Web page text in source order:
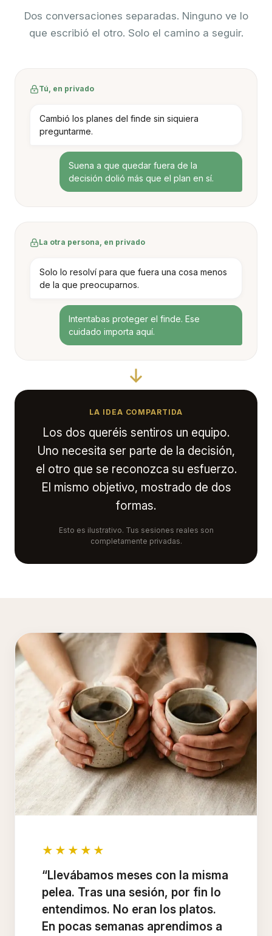
Dos conversaciones separadas. Ninguno ve lo
que escribió el otro. Solo el camino a seguir.
Tú, en privado
Cambió los planes del finde sin siquiera
preguntarme.
Suena a que quedar fuera de la
decisión dolió más que el plan en sí.
La otra persona, en privado
Solo lo resolví para que fuera una cosa menos
de la que preocuparnos.
Intentabas proteger el finde. Ese
cuidado importa aquí.
LA IDEA COMPARTIDA
Los dos queréis sentiros un equipo.
Uno necesita ser parte de la decisión,
el otro que se reconozca su esfuerzo.
El mismo objetivo, mostrado de dos
formas.
Esto es ilustrativo. Tus sesiones reales son
completamente privadas.
★★★★★
“Llevábamos meses con la misma
pelea. Tras una sesión, por fin lo
entendimos. No eran los platos.
En pocas semanas aprendimos a